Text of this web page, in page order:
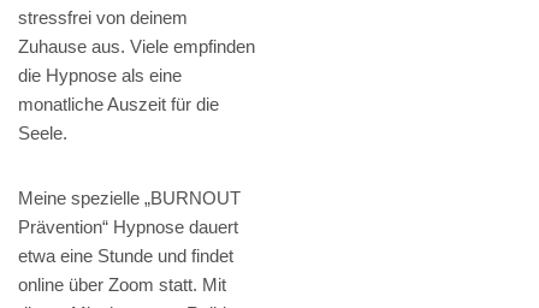
stressfrei von deinem
Zuhause aus. Viele empfinden
die Hypnose als eine
monatliche Auszeit für die
Seele.
Meine spezielle „BURNOUT
Prävention“ Hypnose dauert
etwa eine Stunde und findet
online über Zoom statt. Mit